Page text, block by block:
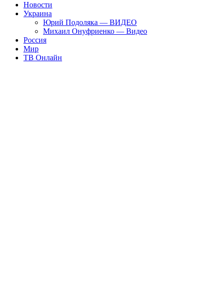
Новости
Украина
Юрий Подоляка — ВИДЕО
Михаил Онуфриенко — Видео
Россия
Мир
ТВ Онлайн